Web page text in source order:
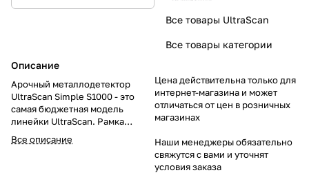
Описание
Арочный металлодетектор
UltraScan Simple S1000 - это
самая бюджетная модель
линейки UltraScan. Рамка
металлодетектора UltraScan
Simple S1000 имеет одну зону
Все описание
Все товары UltraScan
Все товары категории
Цена действительна только для
интернет-магазина и может
отличаться от цен в розничных
магазинах
Наши менеджеры обязательно
свяжутся с вами и уточнят
условия заказа